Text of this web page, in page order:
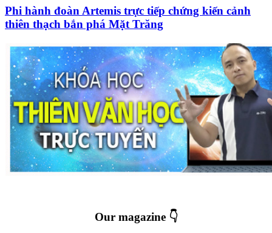
Phi hành đoàn Artemis trực tiếp chứng kiến cảnh
thiên thạch bắn phá Mặt Trăng
Our magazine 👇